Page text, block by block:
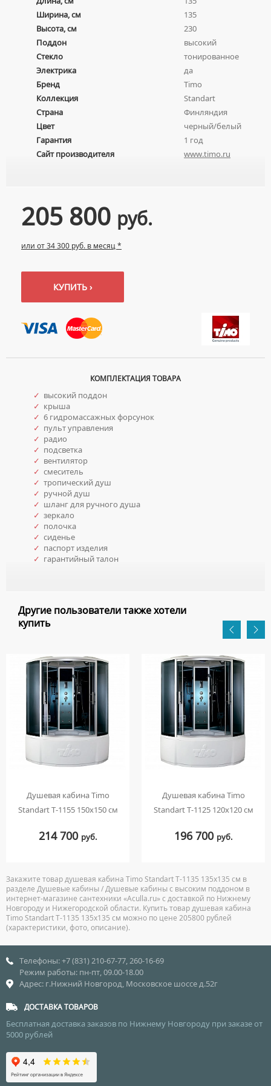
Ширина, см
135
Высота, см
230
Поддон
высокий
Стекло
тонированное
Электрика
да
Бренд
Timo
Коллекция
Standart
Страна
Финляндия
Цвет
черный/белый
Гарантия
1 год
Сайт производителя
www.timo.ru
205 800 руб.
или от 34 300 руб. в месяц *
КУПИТЬ ›
КОМПЛЕКТАЦИЯ ТОВАРА
✓ высокий поддон
✓ крыша
✓ 6 гидромассажных форсунок
✓ пульт управления
✓ радио
✓ подсветка
✓ вентилятор
✓ смеситель
✓ тропический душ
✓ ручной душ
✓ шланг для ручного душа
✓ зеркало
✓ полочка
✓ сиденье
✓ паспорт изделия
✓ гарантийный талон
Другие пользователи также хотели
купить
Душевая кабина Timo
Standart T-1155 150х150 см
214 700 руб.
Душевая кабина Timo
Standart T-1125 120х120 см
196 700 руб.
Закажите товар душевая кабина Timo Standart T-1135 135х135 см в
разделе Душевые кабины / Душевые кабины с высоким поддоном в
интернет-магазине сантехники «Aculla.ru» с доставкой по Нижнему
Новгороду и Нижегородской области. Купить товар душевая кабина
Timo Standart T-1135 135х135 см можно по цене 205800 рублей
(характеристики, фото, описание).
ПЬЕДЕСТАЛЫ ДЛЯ УМЫВАЛЬНИКОВ
ПОЛУПЬЕДЕСТАЛЫ ДЛЯ УМЫВАЛЬНИКОВ
Телефоны: +7 (831) 210-67-77, 260-16-69
Режим работы: пн-пт, 09.00-18.00
Адрес: г.Нижний Новгород, Московское шоссе д.52г
ДОСТАВКА ТОВАРОВ
Бесплатная доставка заказов по Нижнему Новгороду при заказе от
5000 рублей